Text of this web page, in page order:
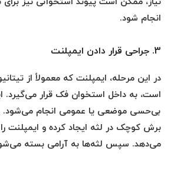
انجام شود.
3. جراحی قرار دادن ایمپلنت
در این مرحله، ایمپلنت که معمولاً از
است، به داخل استخوان فک قرار می‌گیرد.
بی‌حسی موضعی یا عمومی انجام می‌شود.
برش کوچک در لثه ایجاد کرده و ایمپلنت
می‌دهد. سپس لثه‌ها به آرامی بسته